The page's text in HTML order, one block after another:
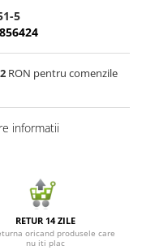
5
RON pentru comenzile
informatii
RETUR 14 ZILE
oricand produsele care
nu iti plac